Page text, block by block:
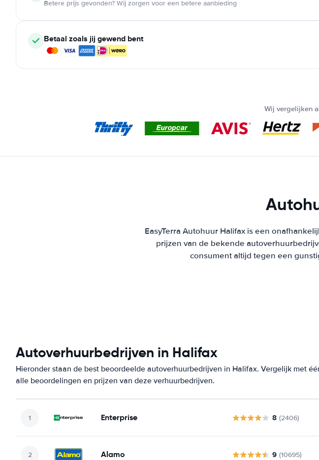
Betere prijs gevonden? Wij zorgen voor een betere aanbieding
Betaal zoals jij gewend bent
Wij vergelijken
EasyTerra Autohuur Halifax is een
prijzen van de bekende
consument altijd tegen een
Autoverhuurbedrijven in Halifax
Hieronder staan de best beoordeelde autoverhuurbedrijven in Halifax. Vergelijk met
alle beoordelingen en prijzen van deze verhuurbedrijven.
Enterprise 8 (2406)
Alamo 9 (10695)